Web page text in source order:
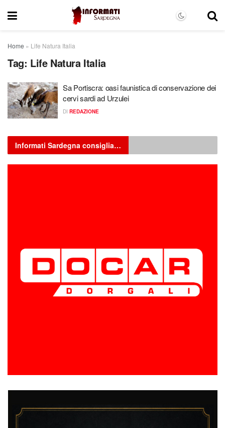
Home » Life Natura Italia
Tag: Life Natura Italia
Sa Portiscra: oasi faunistica di conservazione dei
cervi sardi ad Urzulei
DI REDAZIONE
Informati Sardegna consiglia…